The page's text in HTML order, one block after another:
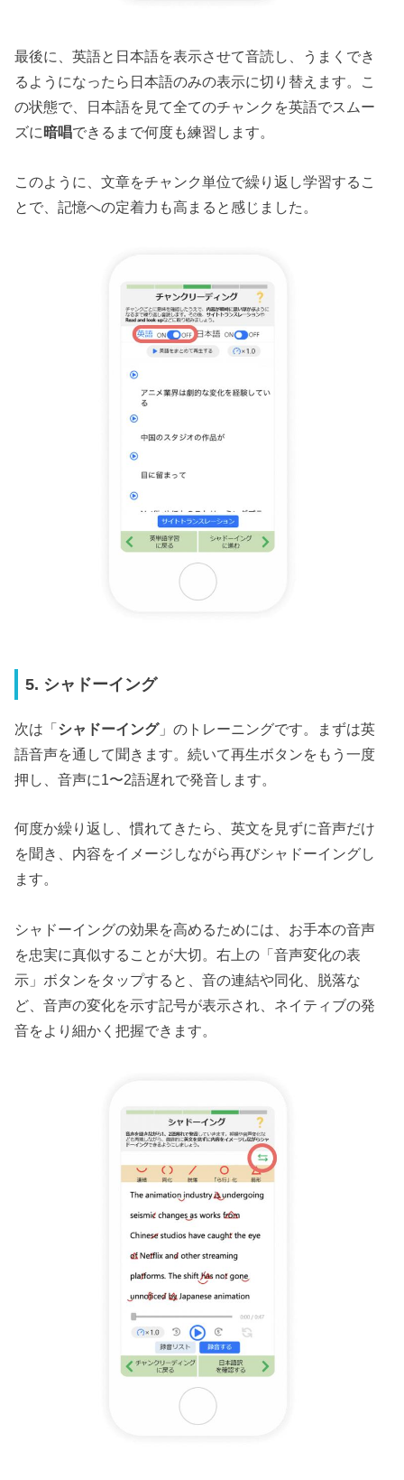
最後に、英語と日本語を表示させて音読し、うまくでき
るようになったら日本語のみの表示に切り替えます。こ
の状態で、日本語を見て全てのチャンクを英語でスムー
ズに 暗唱できるまで何度も練習します。
このように、文章をチャンク単位で繰り返し学習するこ
とで、記憶への定着力も高まると感じました。
5. シャドーイング
次は「シャドーイング」のトレーニングです。まずは英
語音声を通して聞きます。続いて再生ボタンをもう一度
押し、音声に1〜2語遅れで発音します。
何度か繰り返し、慣れてきたら、英文を見ずに音声だけ
を聞き、内容をイメージしながら再びシャドーイングし
ます。
シャドーイングの効果を高めるためには、お手本の音声
を忠実に真似することが大切。右上の「音声変化の表
示」ボタンをタップすると、音の連結や同化、脱落な
ど、音声の変化を示す記号が表示され、ネイティブの発
音をより細かく把握できます。